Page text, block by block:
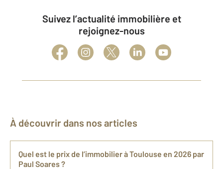
Suivez l’actualité immobilière et
rejoignez-nous
À découvrir dans nos articles
Quel est le prix de l’immobilier à Toulouse en 2026 par
Paul Soares ?